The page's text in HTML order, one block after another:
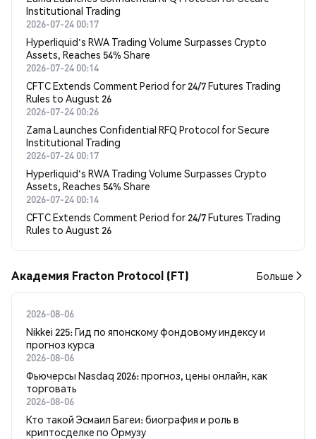
Institutional Trading
2026-07-24 00:17
Hyperliquid's RWA Trading Volume Surpasses Crypto
Assets, Reaches 54% Share
2026-07-24 00:14
CFTC Extends Comment Period for 24/7 Futures Trading
Rules to August 26
2026-07-24 00:26
Zama Launches Confidential RFQ Protocol for Secure
Institutional Trading
2026-07-24 00:17
Hyperliquid's RWA Trading Volume Surpasses Crypto
Assets, Reaches 54% Share
2026-07-24 00:14
CFTC Extends Comment Period for 24/7 Futures Trading
Rules to August 26
Академия Fracton Protocol (FT) Больше
2026-08-06
Nikkei 225: Гид по японскому фондовому индексу и
прогноз курса
2026-08-06
Фьючерсы Nasdaq 2026: прогноз, цены онлайн, как
торговать
2026-08-06
Кто такой Эсмаил Багеи: биография и роль в
криптосделке по Ормузу